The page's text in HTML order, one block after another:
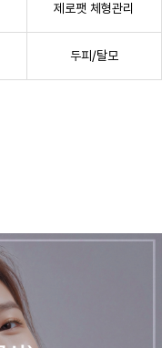
제로팻 체형관리
두피/탈모